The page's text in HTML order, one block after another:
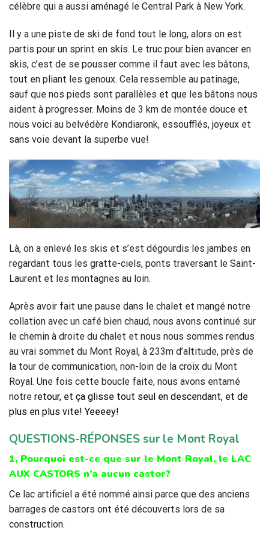
célèbre qui a aussi aménagé le Central Park à New York.
Il y a une piste de ski de fond tout le long, alors on est
partis pour un sprint en skis. Le truc pour bien avancer en
skis, c’est de se pousser comme il faut avec les bâtons,
tout en pliant les genoux. Cela ressemble au patinage,
sauf que nos pieds sont parallèles et que les bâtons nous
aident à progresser. Moins de 3 km de montée douce et
nous voici au belvédère Kondiaronk, essoufflés, joyeux et
sans voie devant la superbe vue!
Là, on a enlevé les skis et s’est dégourdis les jambes en
regardant tous les gratte-ciels, ponts traversant le Saint-
Laurent et les montagnes au loin.
Après avoir fait une pause dans le chalet et mangé notre
collation avec un café bien chaud, nous avons continué sur
le chemin à droite du chalet et nous nous sommes rendus
au vrai sommet du Mont Royal, à 233m d’altitude, près de
la tour de communication, non-loin de la croix du Mont
Royal. Une fois cette boucle faite, nous avons entamé
notre retour, et ça glisse tout seul en descendant, et de
plus en plus vite! Yeeeey!
QUESTIONS-RÉPONSES sur le Mont Royal
1, Pourquoi est-ce que sur le Mont Royal, le LAC
AUX CASTORS n’a aucun castor?
Ce lac artificiel a été nommé ainsi parce que des anciens
barrages de castors ont été découverts lors de sa
construction.